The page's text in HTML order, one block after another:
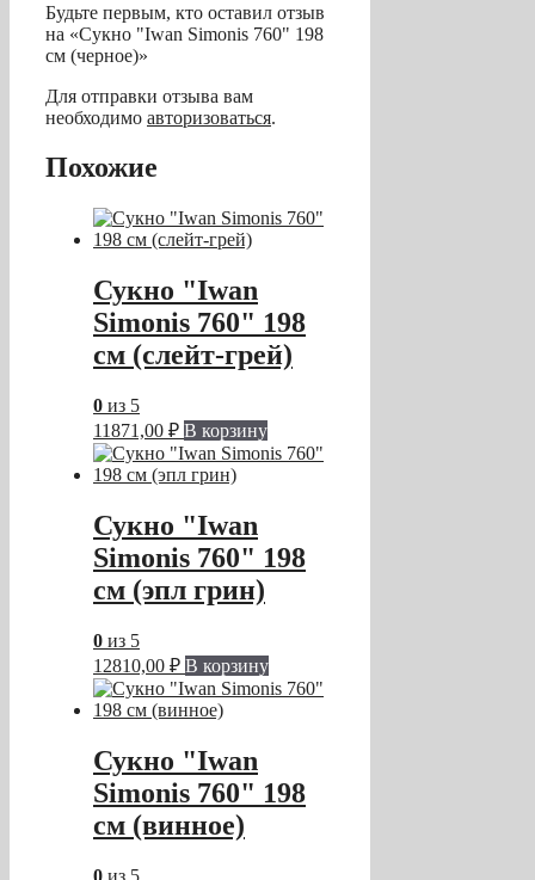
Будьте первым, кто оставил отзыв
на «Сукно "Iwan Simonis 760" 198
см (черное)»
Для отправки отзыва вам
необходимо авторизоваться.
Похожие
Сукно "Iwan
Simonis 760" 198
см (слейт-грей)
0 из 5
11871,00 ₽ В корзину
Сукно "Iwan
Simonis 760" 198
см (эпл грин)
0 из 5
12810,00 ₽ В корзину
Сукно "Iwan
Simonis 760" 198
см (винное)
0 из 5